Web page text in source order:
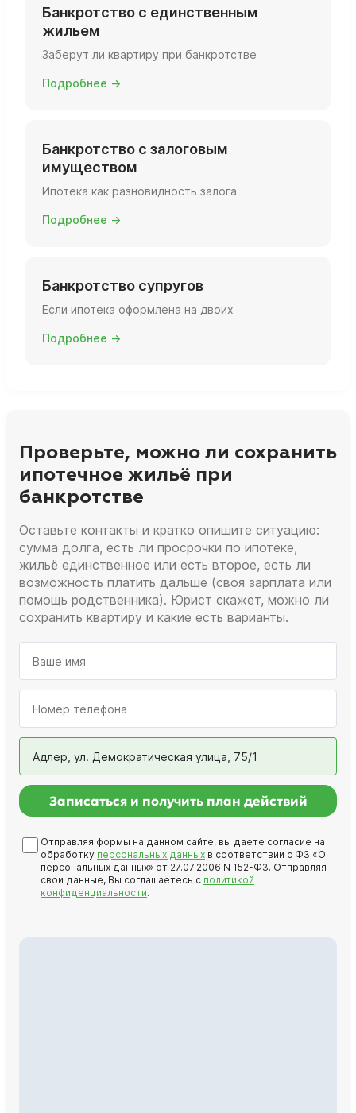
Банкротство с единственным
жильем
Заберут ли квартиру при банкротстве
Подробнее →
Банкротство с залоговым
имуществом
Ипотека как разновидность залога
Подробнее →
Банкротство супругов
Если ипотека оформлена на двоих
Подробнее →
Проверьте, можно ли сохранить
ипотечное жильё при
банкротстве
Оставьте контакты и кратко опишите ситуацию:
сумма долга, есть ли просрочки по ипотеке,
жильё единственное или есть второе, есть ли
возможность платить дальше (своя зарплата или
помощь родственника). Юрист скажет, можно ли
сохранить квартиру и какие есть варианты.
Адлер, ул. Демократическая улица, 75/1
Записаться и получить план действий
Отправляя формы на данном сайте, вы даете согласие на
обработку персональных данных в соответствии с ФЗ «О
персональных данных» от 27.07.2006 N 152-ФЗ. Отправляя
свои данные, Вы соглашаетесь с политикой
конфиденциальности.